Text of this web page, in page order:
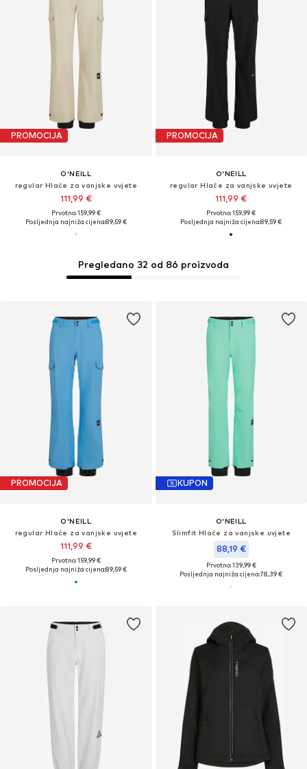
PROMOCIJA
O'NEILL
regular Hlače za vanjske uvjete
111,99 €
Prvotno: 159,99 €
Posljednja najniža cijena:89,59 €
PROMOCIJA
O'NEILL
regular Hlače za vanjske uvjete
111,99 €
Prvotno: 159,99 €
Posljednja najniža cijena:89,59 €
PROMOCIJA
O'NEILL
regular Hlače za vanjske uvjete
111,99 €
Prvotno: 159,99 €
Posljednja najniža cijena:89,59 €
KUPON
O'NEILL
Slimfit Hlače za vanjske uvjete
88,19 €
Prvotno: 139,99 €
Posljednja najniža cijena:78,39 €
Pregledano 32 od 86 proizvoda